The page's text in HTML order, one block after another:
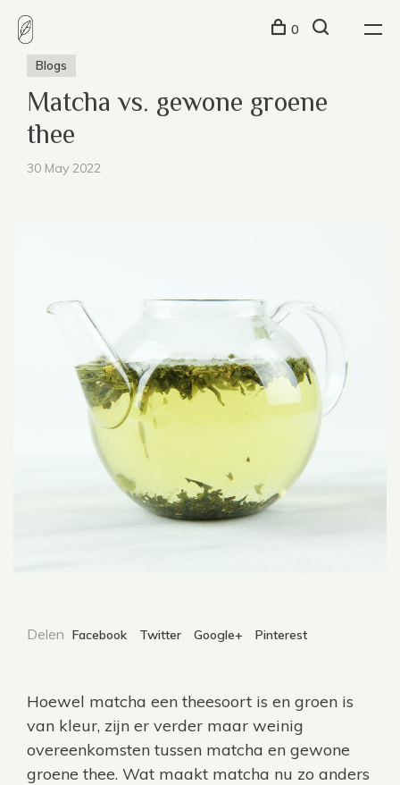
0
Blogs
Matcha vs. gewone groene
thee
30 May 2022
Delen Facebook Twitter Google+ Pinterest
Hoewel matcha een theesoort is en groen is
van kleur, zijn er verder maar weinig
overeenkomsten tussen matcha en gewone
groene thee. Wat maakt matcha nu zo anders